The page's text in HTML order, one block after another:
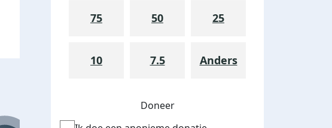
75 50 25
10 7.5 Anders
Doneer